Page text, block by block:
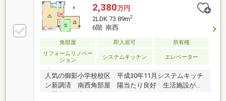
2,380万円
2LDK 73.89m2
6階 南西
角部屋 即入居可
所有権
リフォームリノベー
ション
システムキッチン エレベーター
人気の御影小学校校区 平成30年11月システムキッチ
ン新調済 南西角部屋 陽当たり良好 生活施設が徒